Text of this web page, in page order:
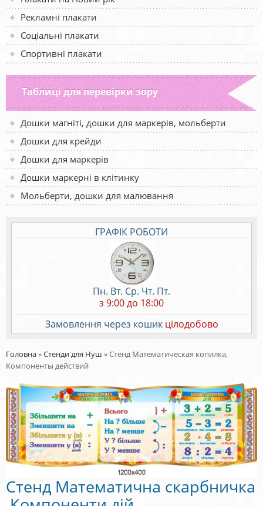
Рекламні плакати
Соціальні плакати
Спортивні плакати
Таблиці для перевірки зору
Дошки магніті, дошки для маркерів, мольберти
Дошки для крейди
Дошки для маркерів
Дошки маркерні в клітинку
Мольберти, дошки для малювання
ГРАФІК РОБОТИ
Пн. Вт. Ср. Чт. Пт.
з 9:00 до 18:00
Замовлення через кошик цілодобово
Головна»Стенди для Нуш »Стенд Математическая копилка,
Компоненты действий
Стенд Математична скарбничка